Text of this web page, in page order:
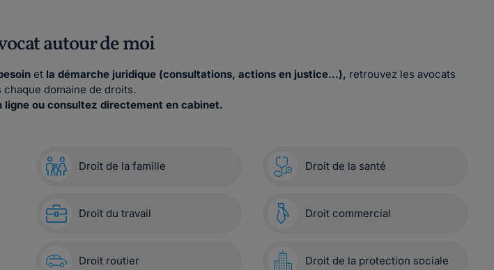
autour de moi
et la démarche juridique (consultations, actions en justice…), retrouvez les avocats
chaque domaine de droits.
ou consultez directement en cabinet.
Droit de la famille Droit de la santé
Droit du travail Droit commercial
Droit routier Droit de la protection sociale